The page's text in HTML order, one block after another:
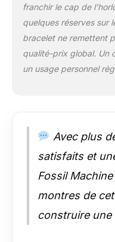
franchir le cap de
quelques réserves sur
bracelet ne remettent
qualité-prix global. Un
un usage personnel
Avec plus
satisfaits et
Fossil
montres de
construire une